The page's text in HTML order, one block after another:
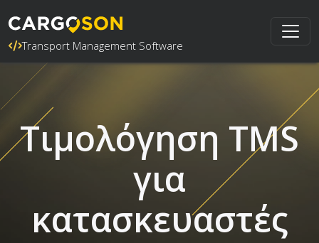
Transport Management Software
Τιμολόγηση TMS
για
κατασκευαστές